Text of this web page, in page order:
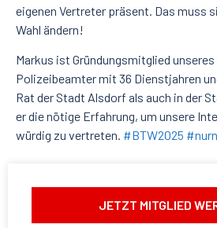
eigenen Vertreter präsent. Das muss
Wahl ändern!
Markus ist Gründungsmitglied
Polizeibeamter mit 36 Dienstjahren
Rat der Stadt Alsdorf als auch in der
er die nötige Erfahrung, um unsere
würdig zu vertreten. #BTW2025
JETZT MITGLIED